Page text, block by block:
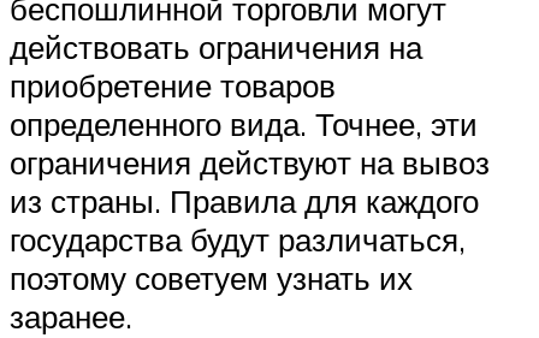
беспошлинной торговли могут
действовать ограничения на
приобретение товаров
определенного вида. Точнее, эти
ограничения действуют на вывоз
из страны. Правила для каждого
государства будут различаться,
поэтому советуем узнать их
заранее.